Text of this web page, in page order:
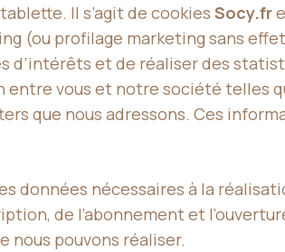
Il s’agit de cookies Socy.fr
(ou profilage marketing sans
d’intérêts et de réaliser des
entre vous et notre société telles
que nous adressons. Ces
données nécessaires à la
de l’abonnement et
nous pouvons réaliser.